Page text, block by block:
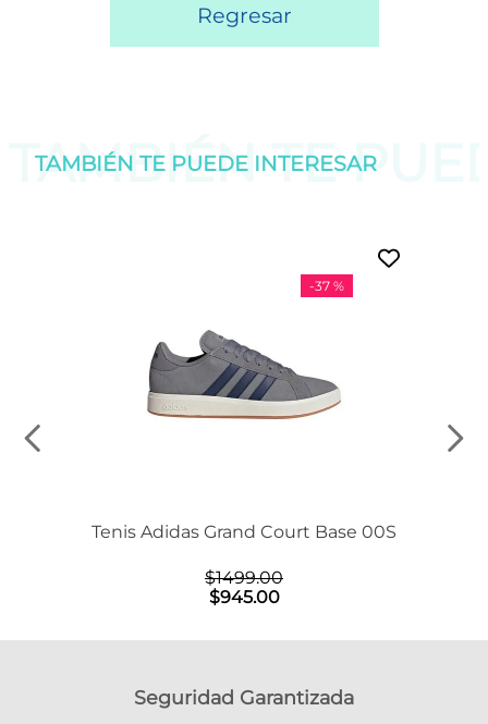
Regresar
TAMBIÉN TE
TAMBIÉN TE PUEDE INTERESAR
-37 %
Tenis Adidas Grand Court Base 00S
$1499.00
$945.00
Seguridad Garantizada